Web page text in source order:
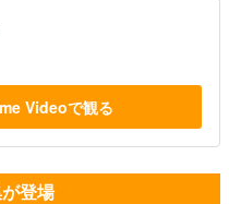
Videoで観る
登場